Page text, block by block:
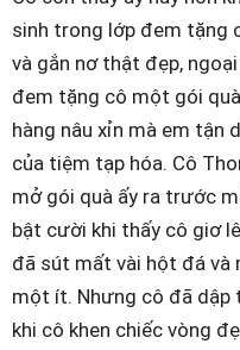
sinh trong lớp đem tặng
và gắn nơ thật đẹp,
đem tặng cô một gói
hàng nâu xỉn mà em tận
của tiệm tạp hóa. Cô
mở gói quà ấy ra trước
bật cười khi thấy cô giơ
đã sút mất vài hột đá và
một ít. Nhưng cô đã dập
khi cô khen chiếc vòng